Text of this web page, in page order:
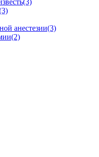
(3)
анестезии(3)
(2)